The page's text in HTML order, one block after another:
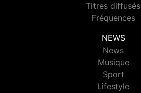
Titres diffusés
Fréquences
NEWS
News
Musique
Sport
Lifestyle